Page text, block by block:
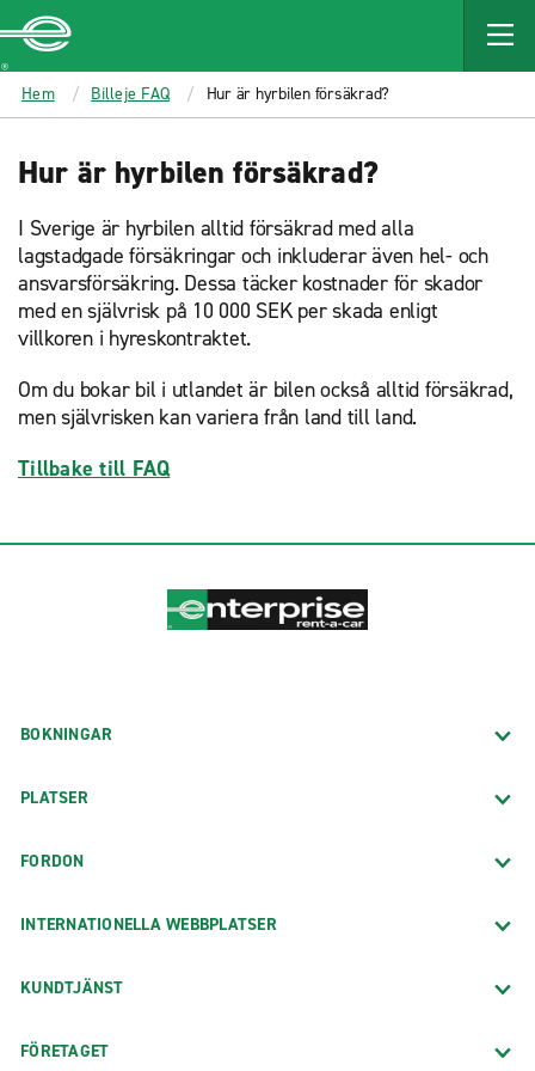
MAIN
CONTENT
Enterprise
Hem Billeje FAQ Hur är hyrbilen försäkrad?
Hur är hyrbilen försäkrad?
I Sverige är hyrbilen alltid försäkrad med alla
lagstadgade försäkringar och inkluderar även hel- och
ansvarsförsäkring. Dessa täcker kostnader för skador
med en självrisk på 10 000 SEK per skada enligt
villkoren i hyreskontraktet.
Om du bokar bil i utlandet är bilen också alltid försäkrad,
men självrisken kan variera från land till land.
Tillbake till FAQ
BOKNINGAR
PLATSER
FORDON
INTERNATIONELLA WEBBPLATSER
KUNDTJÄNST
FÖRETAGET